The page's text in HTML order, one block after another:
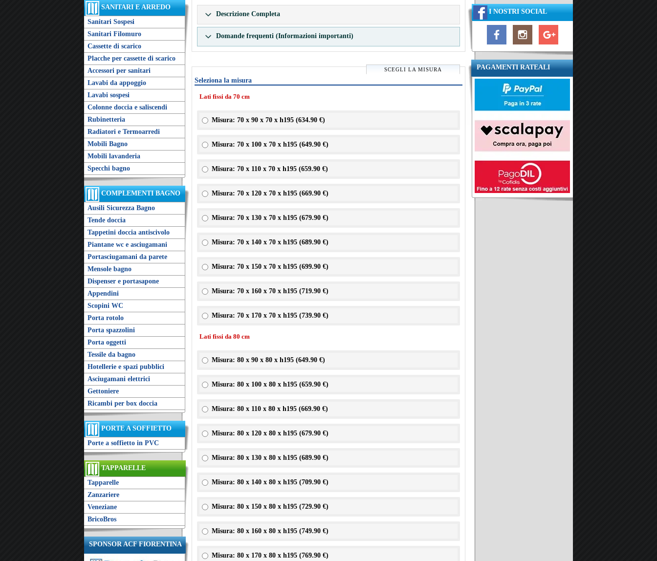
SANITARI E ARREDO
Sanitari Sospesi
Sanitari Filomuro
Cassette di scarico
Placche per cassette di scarico
Accessori per sanitari
Lavabi da appoggio
Lavabi sospesi
Colonne doccia e saliscendi
Rubinetteria
Radiatori e Termoarredi
Mobili Bagno
Mobili lavanderia
Specchi bagno
COMPLEMENTI BAGNO
Ausili Sicurezza Bagno
Tende doccia
Tappetini doccia antiscivolo
Piantane wc e asciugamani
Portasciugamani da parete
Mensole bagno
Dispenser e portasapone
Appendini
Scopini WC
Porta rotolo
Porta spazzolini
Porta oggetti
Tessile da bagno
Hotellerie e spazi pubblici
Asciugamani elettrici
Gettoniere
Ricambi per box doccia
PORTE A SOFFIETTO
Porte a soffietto in PVC
TAPPARELLE
Tapparelle
Zanzariere
Veneziane
BricoBros
SPONSOR ACF FIORENTINA
I NOSTRI SOCIAL
PAGAMENTI RATEALI
Descrizione Completa
Domande frequenti (Informazioni importanti)
SCEGLI LA MISURA
Seleziona la misura
Lati fissi da 70 cm
Misura: 70 x 90 x 70 x h195 (634.90 €)
Misura: 70 x 100 x 70 x h195 (649.90 €)
Misura: 70 x 110 x 70 x h195 (659.90 €)
Misura: 70 x 120 x 70 x h195 (669.90 €)
Misura: 70 x 130 x 70 x h195 (679.90 €)
Misura: 70 x 140 x 70 x h195 (689.90 €)
Misura: 70 x 150 x 70 x h195 (699.90 €)
Misura: 70 x 160 x 70 x h195 (719.90 €)
Misura: 70 x 170 x 70 x h195 (739.90 €)
Lati fissi da 80 cm
Misura: 80 x 90 x 80 x h195 (649.90 €)
Misura: 80 x 100 x 80 x h195 (659.90 €)
Misura: 80 x 110 x 80 x h195 (669.90 €)
Misura: 80 x 120 x 80 x h195 (679.90 €)
Misura: 80 x 130 x 80 x h195 (689.90 €)
Misura: 80 x 140 x 80 x h195 (709.90 €)
Misura: 80 x 150 x 80 x h195 (729.90 €)
Misura: 80 x 160 x 80 x h195 (749.90 €)
Misura: 80 x 170 x 80 x h195 (769.90 €)